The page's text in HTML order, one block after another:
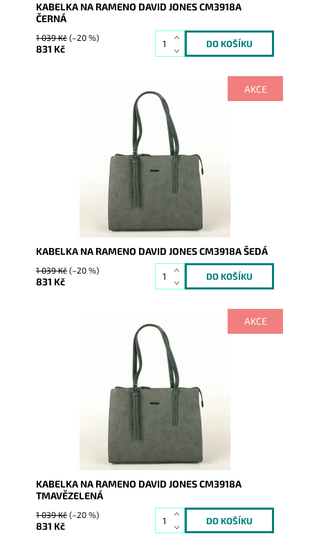
KABELKA NA RAMENO DAVID JONES CM3918A
ČERNÁ
1 039 Kč(–20 %)
831 Kč
AKCE
Výhodou této středně velké kabelky je nastavitelná
Skladem
1624
David Jones Paris
2 roky
KABELKA NA RAMENO DAVID JONES CM3918A ŠEDÁ
1 039 Kč(–20 %)
831 Kč
AKCE
Výhodou této středně velké kabelky je nastavitelná
Skladem
1626
David Jones Paris
2 roky
KABELKA NA RAMENO DAVID JONES CM3918A
TMAVĚZELENÁ
1 039 Kč(–20 %)
831 Kč